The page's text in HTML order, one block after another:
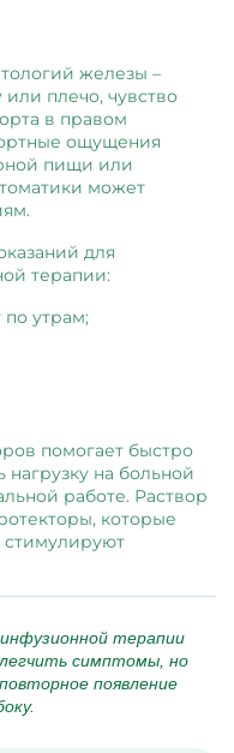
железы –
плечо, чувство
в правом
ощущения
пищи или
может
для
терапии:
по утрам;
помогает быстро
нагрузку на больной
работе. Раствор
которые
стимулируют
терапии
симптомы, но
появление